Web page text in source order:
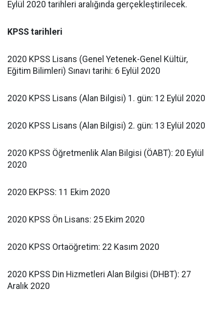
Eylül 2020 tarihleri aralığında gerçekleştirilecek.
KPSS tarihleri
2020 KPSS Lisans (Genel Yetenek-Genel Kültür,
Eğitim Bilimleri) Sınavı tarihi: 6 Eylül 2020
2020 KPSS Lisans (Alan Bilgisi) 1. gün: 12 Eylül 2020
2020 KPSS Lisans (Alan Bilgisi) 2. gün: 13 Eylül 2020
2020 KPSS Öğretmenlik Alan Bilgisi (ÖABT): 20 Eylül
2020
2020 EKPSS: 11 Ekim 2020
2020 KPSS Ön Lisans: 25 Ekim 2020
2020 KPSS Ortaöğretim: 22 Kasım 2020
2020 KPSS Din Hizmetleri Alan Bilgisi (DHBT): 27
Aralık 2020